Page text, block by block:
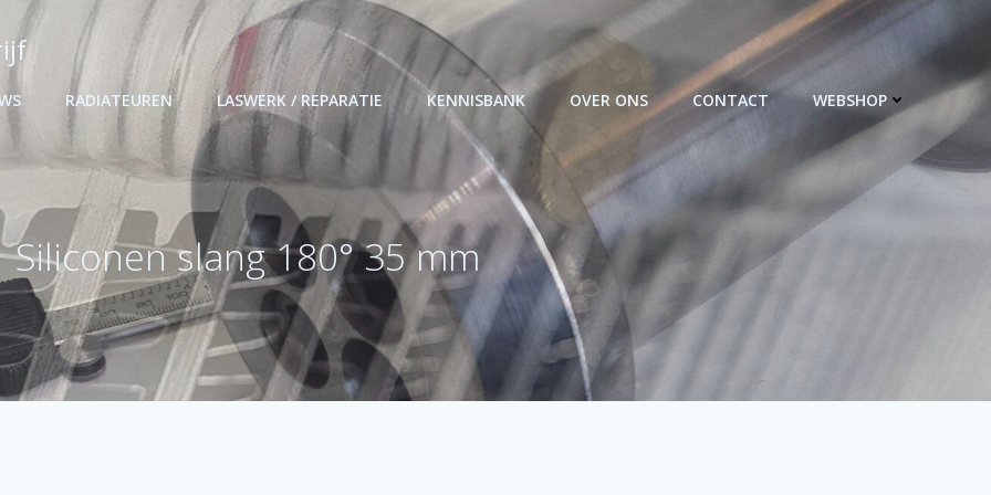
RADIATEUREN LASWERK / REPARATIE KENNISBANK OVER ONS CONTACT WEBSHOP
Siliconen slang 180° 35 mm